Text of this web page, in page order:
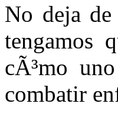
No deja
tengamos
cÃ³mo
combatir